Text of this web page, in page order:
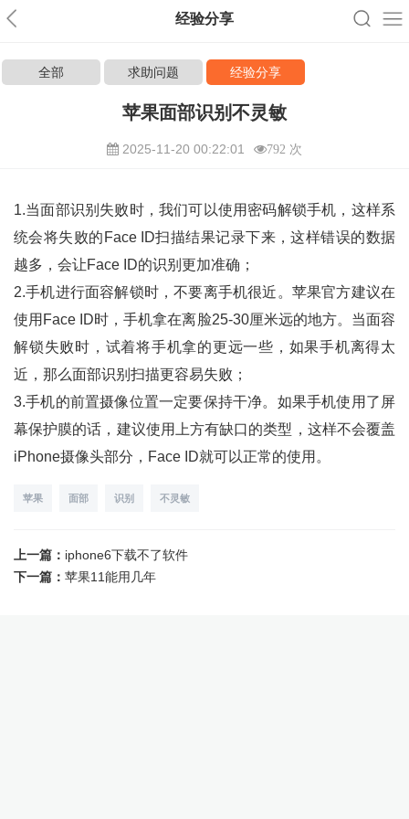
经验分享
全部 求助问题 经验分享
苹果面部识别不灵敏
2025-11-20 00:22:01 792 次
1.当面部识别失败时，我们可以使用密码解锁手机，这样系
统会将失败的Face ID扫描结果记录下来，这样错误的数据
越多，会让Face ID的识别更加准确；
2.手机进行面容解锁时，不要离手机很近。苹果官方建议在
使用Face ID时，手机拿在离脸25-30厘米远的地方。当面容
解锁失败时，试着将手机拿的更远一些，如果手机离得太
近，那么面部识别扫描更容易失败；
3.手机的前置摄像位置一定要保持干净。如果手机使用了屏
幕保护膜的话，建议使用上方有缺口的类型，这样不会覆盖
iPhone摄像头部分，Face ID就可以正常的使用。
苹果 面部 识别 不灵敏
上一篇： iphone6下载不了软件
下一篇： 苹果11能用几年